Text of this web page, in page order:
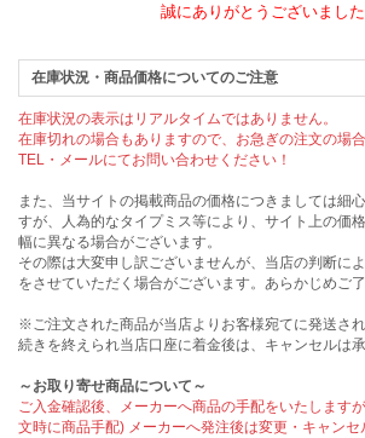
誠にありがとうございました
在庫状況・商品価格についてのご注意
在庫状況の表示はリアルタイムではありません。
在庫切れの場合もありますので、お急ぎの注文の場
TEL・メールにてお問い合わせください！
また、当サイトの掲載商品の価格につきましては細
すが、人為的なタイプミス等により、サイト上の価
幅に異なる場合がございます。
その際は大変申し訳ございませんが、当店の判断に
をさせていただく場合がございます。あらかじめご了
※ご注文された商品が当店よりお客様宛てに発送さ
続きを終えられ当店口座に着金後は、キャンセルは
～お取り寄せ商品について～
ご入金確認後、メーカーへ商品の手配をいたします
文時に商品手配) メーカーへ発注後は変更・キャン